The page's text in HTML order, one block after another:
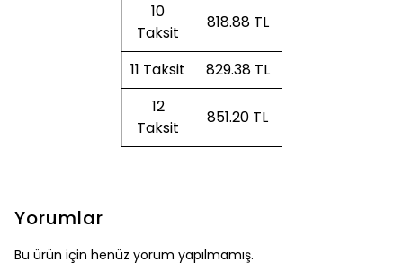
10
Taksit
818.88 TL
11 Taksit
829.38 TL
12
Taksit
851.20 TL
Yorumlar
Bu ürün için henüz yorum yapılmamış.